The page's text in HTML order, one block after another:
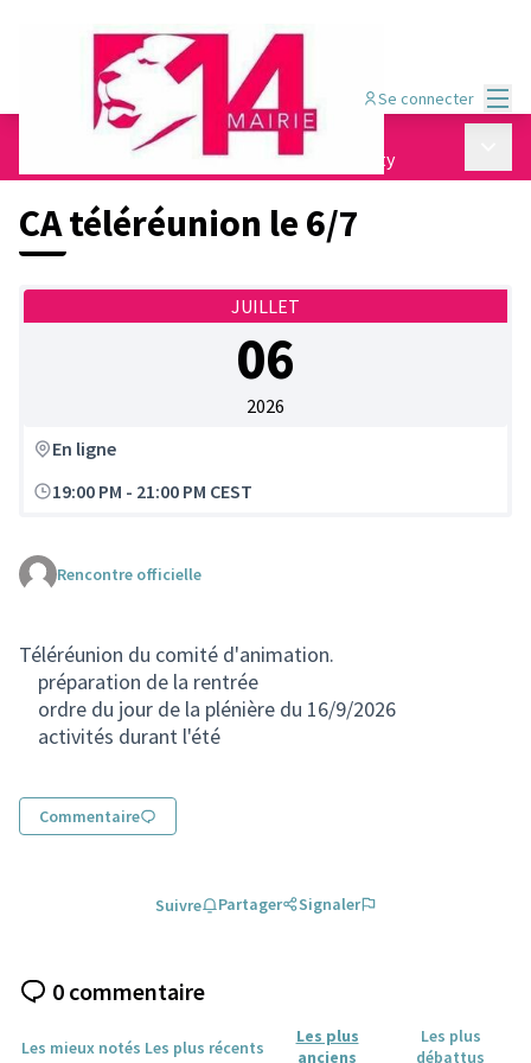
Se connecter
Comité d&#39;animation Pernety /
Réunions du Comité d&#39;Animation Pernety
CA téléréunion le 6/7
JUILLET
06
2026
En ligne
19:00 PM - 21:00 PM CEST
Rencontre officielle
Téléréunion du comité d'animation.
préparation de la rentrée
ordre du jour de la plénière du 16/9/2026
activités durant l'été
Commentaire
Suivre Partager Signaler
0 commentaire
Les mieux notés Les plus récents
Les plus
anciens
Les plus
débattus